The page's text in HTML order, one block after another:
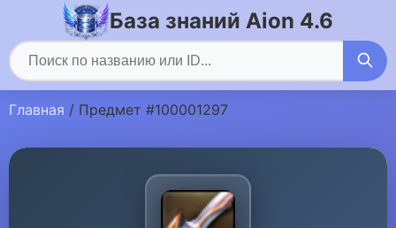
База знаний Aion 4.6
Главная / Предмет #100001297